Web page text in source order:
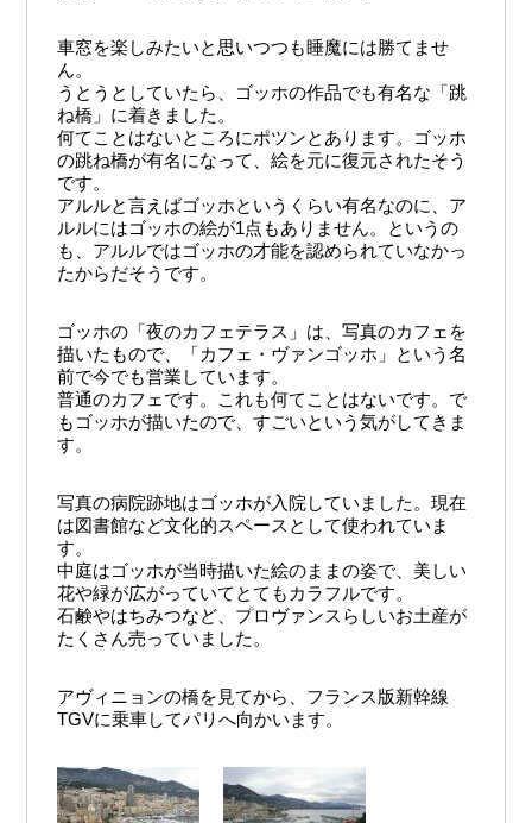
車窓を楽しみたいと思いつつも睡魔には勝てませ
ん。
うとうとしていたら、ゴッホの作品でも有名な「跳
ね橋」に着きました。
何てことはないところにポツンとあります。ゴッホ
の跳ね橋が有名になって、絵を元に復元されたそう
です。
アルルと言えばゴッホというくらい有名なのに、ア
ルルにはゴッホの絵が1点もありません。というの
も、アルルではゴッホの才能を認められていなかっ
たからだそうです。
ゴッホの「夜のカフェテラス」は、写真のカフェを
描いたもので、「カフェ・ヴァンゴッホ」という名
前で今でも営業しています。
普通のカフェです。これも何てことはないです。で
もゴッホが描いたので、すごいという気がしてきま
す。
写真の病院跡地はゴッホが入院していました。現在
は図書館など文化的スペースとして使われていま
す。
中庭はゴッホが当時描いた絵のままの姿で、美しい
花や緑が広がっていてとてもカラフルです。
石鹸やはちみつなど、プロヴァンスらしいお土産が
たくさん売っていました。
アヴィニョンの橋を見てから、フランス版新幹線
TGVに乗車してパリへ向かいます。